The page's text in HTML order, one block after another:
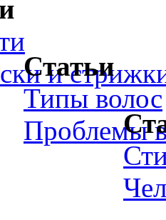
и
Статьи
Типы волос
Проблемы